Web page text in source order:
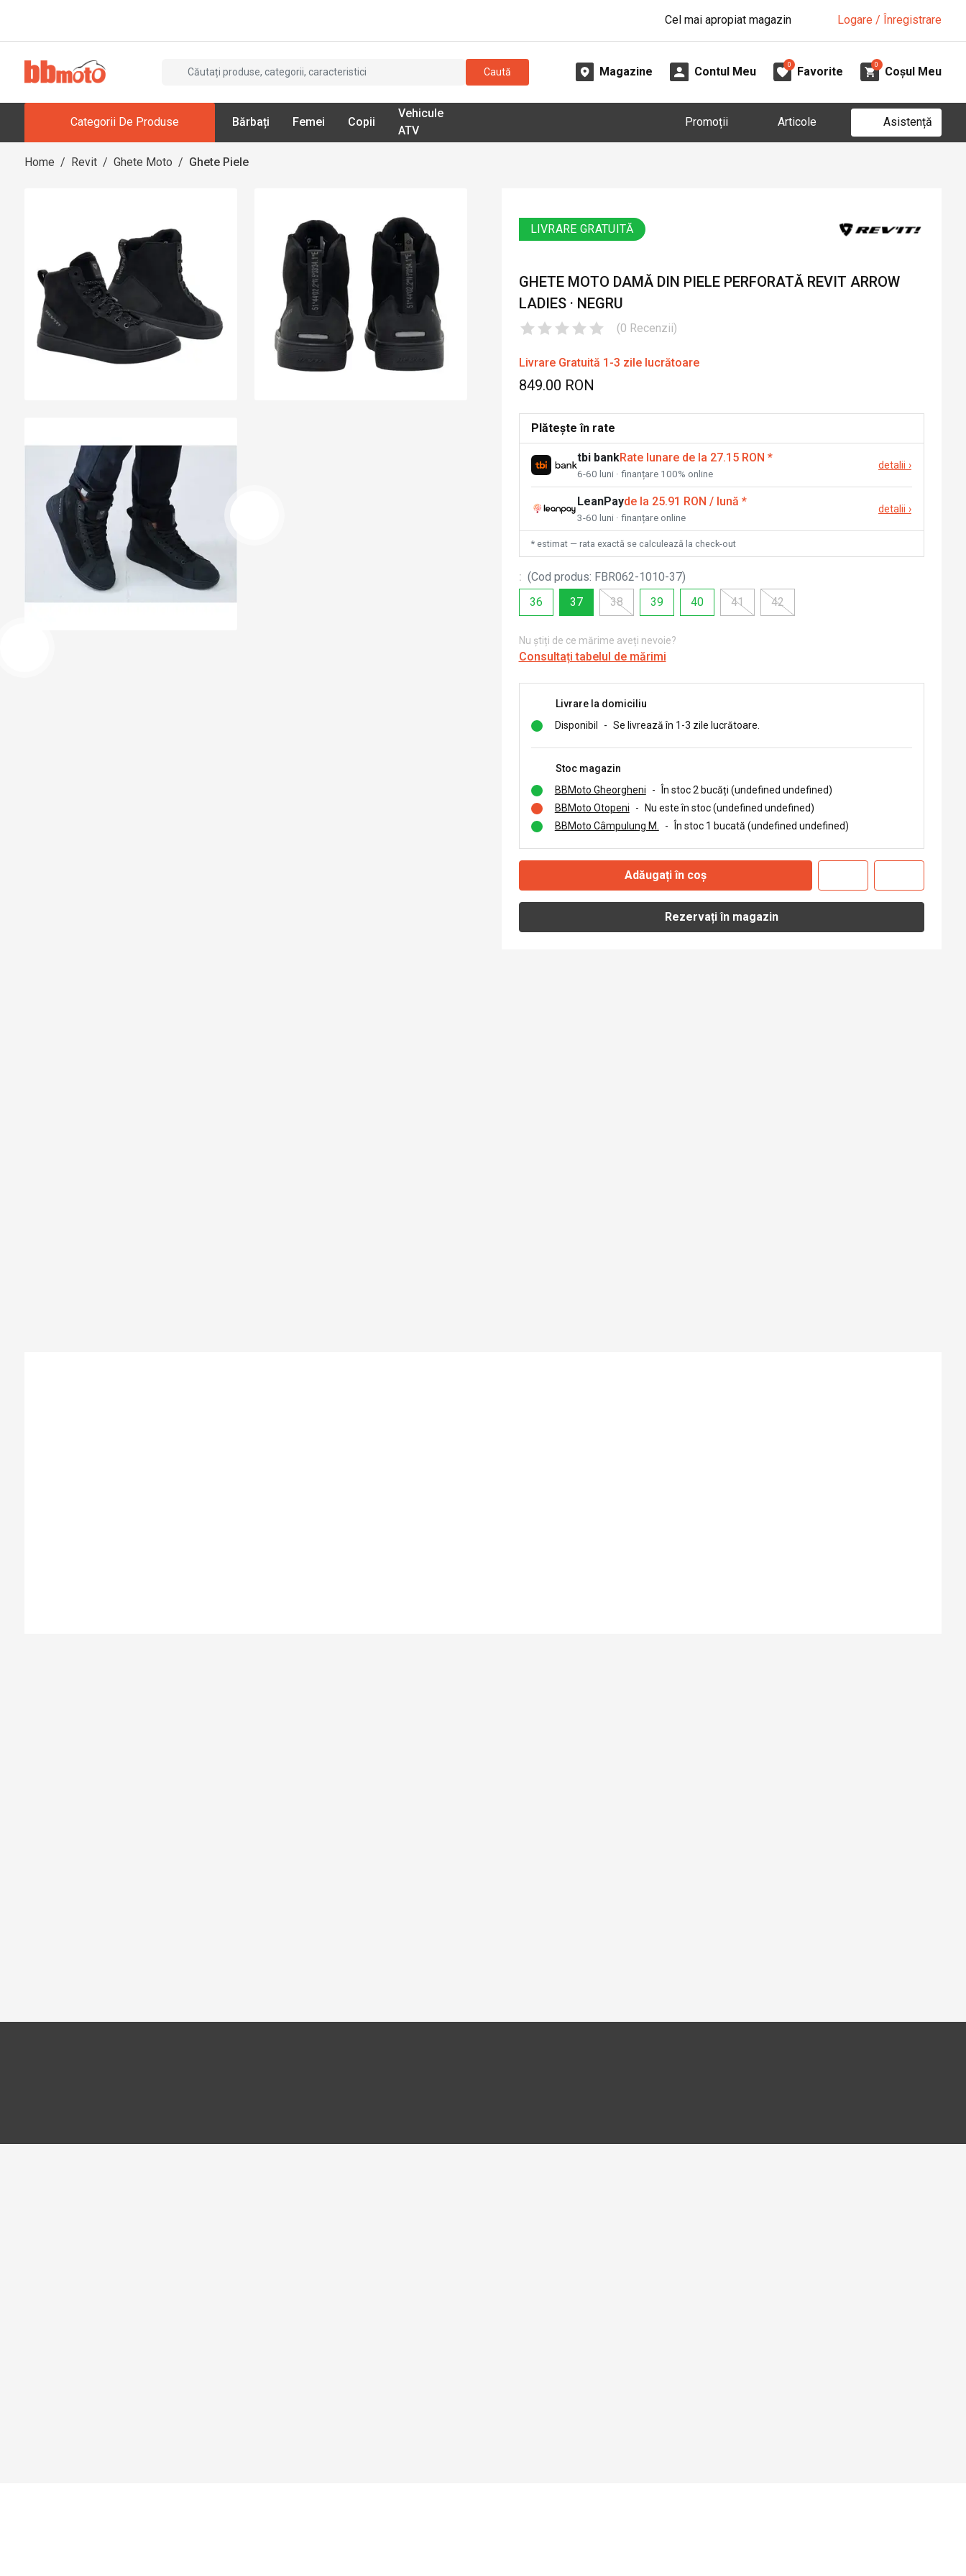
Cel mai apropiat magazin Logare / Înregistrare
Caută Magazine Contul Meu
0
Favorite
0
Coșul Meu
Categorii De Produse Bărbați Femei Copii
Vehicule
ATV
Promoții Articole Asistență
Home / Revit / Ghete Moto / Ghete Piele
LIVRARE GRATUITĂ
GHETE MOTO DAMĂ DIN PIELE PERFORATĂ REVIT ARROW
LADIES · NEGRU
(0 Recenzii)
Livrare Gratuită 1-3 zile lucrătoare
849.00 RON
Plătește în rate
tbi bankRate lunare de la 27.15 RON *
6-60 luni · finanțare 100% online
detalii ›
LeanPayde la 25.91 RON / lună *
3-60 luni · finanțare online
detalii ›
* estimat — rata exactă se calculează la check-out
: (Cod produs: FBR062-1010-37)
36
37 38 39 40 41 42
Nu știți de ce mărime aveți nevoie?
Consultați tabelul de mărimi
Livrare la domiciliu
Disponibil
- Se livrează în 1-3 zile lucrătoare.
Stoc magazin
BBMoto Gheorgheni
-
În stoc 2 bucăți (undefined undefined)
BBMoto Otopeni
-
Nu este în stoc (undefined undefined)
BBMoto Câmpulung M.
- În stoc 1 bucată (undefined undefined)
Adăugați în coș
Rezervați în magazin